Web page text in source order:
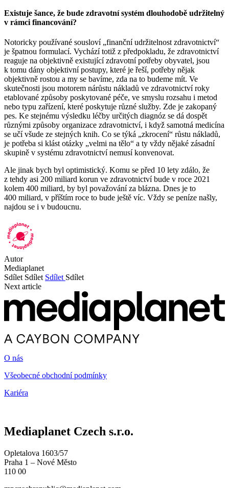
Existuje šance, že bude zdravotní systém dlouhodobě udržitelný
v rámci financování?
Notoricky používané sousloví „finanční udržitelnost zdravotnictví“
je špatnou formulací. Vychází totiž z předpokladu, že zdravotnictví
reaguje na objektivně existující zdravotní potřeby obyvatel, jsou
k tomu dány objektivní postupy, které je řeší, potřeby nějak
objektivně rostou a my se bavíme, zda na to budeme mít. Ve
skutečnosti jsou motorem nárůstu nákladů ve zdravotnictví roky
etablované způsoby poskytované péče, ve smyslu rozsahu i metod
nebo typu zařízení, které poskytuje různé služby. Zde je zakopaný
pes. Ke stejnému výsledku léčby určitých diagnóz se dá dospět
různými způsoby organizace zdravotnictví, i když samotná medicína
se učí všude ze stejných knih. Co se týká „zkrocení“ růstu nákladů,
je potřeba si klást otázky „velmi na tělo“ a ty vždy nějaké zásadní
skupině v systému zdravotnictví nemusí konvenovat.
Ale jinak bych byl optimistický. Komu se před 10 lety zdálo, že
z tehdy asi 200 miliard korun ve zdravotnictví bude v roce 2021
kolem 400 miliard, by byl považování za blázna. Dnes je to
400 miliard, v příštím roce to bude ještě víc. Vždy se peníze našly,
najdou se i v budoucnu.
Autor
Mediaplanet
Sdílet Sdílet Sdílet Sdílet
Next article
O nás
Všeobecné obchodní podmínky
Kariéra
Mediaplanet Czech s.r.o.
Opletalova 1603/57
Praha 1 – Nové Město
110 00